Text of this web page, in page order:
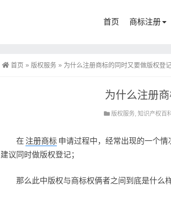
首页 商标注册
首页 » 版权服务 » 为什么注册商标的同时又要做版权登
为什么注册
版权服务, 知识产权百
在 注册商标 申请过程中，经常出现的一个
建议同时做版权登记；
那么此中版权与商标权俩者之间到底是什么